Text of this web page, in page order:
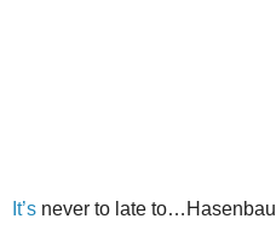
It’s never to late to…Hasenbau